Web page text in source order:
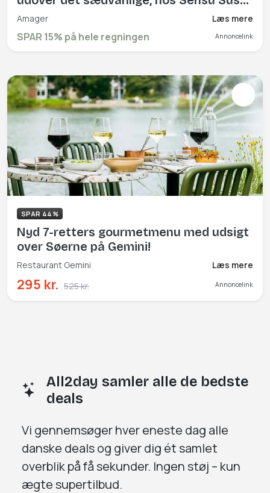
og Izakaya, som mener at den vigtigste
opgave er, at få dig til at føle dig
velkommen, når du besøger
rabat på hele regningen!
Amager Læs mere
SPAR 15% på hele regningen Annoncelink
SPAR 44%
Nyd 7-retters gourmetmenu med udsigt
over Søerne på Gemini!
Restaurant Gemini Læs mere
295 kr. 525 kr. Annoncelink
All2day samler alle de bedste
deals
Vi gennemsøgerhver eneste dag alle
danske deals og giver dig ét samlet
overblik på få sekunder. Ingen støj – kun
ægte supertilbud.